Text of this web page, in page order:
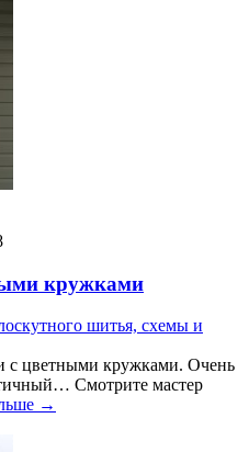
кружками
шитья, схемы и
с цветными кружками. Очень
Смотрите мастер
→